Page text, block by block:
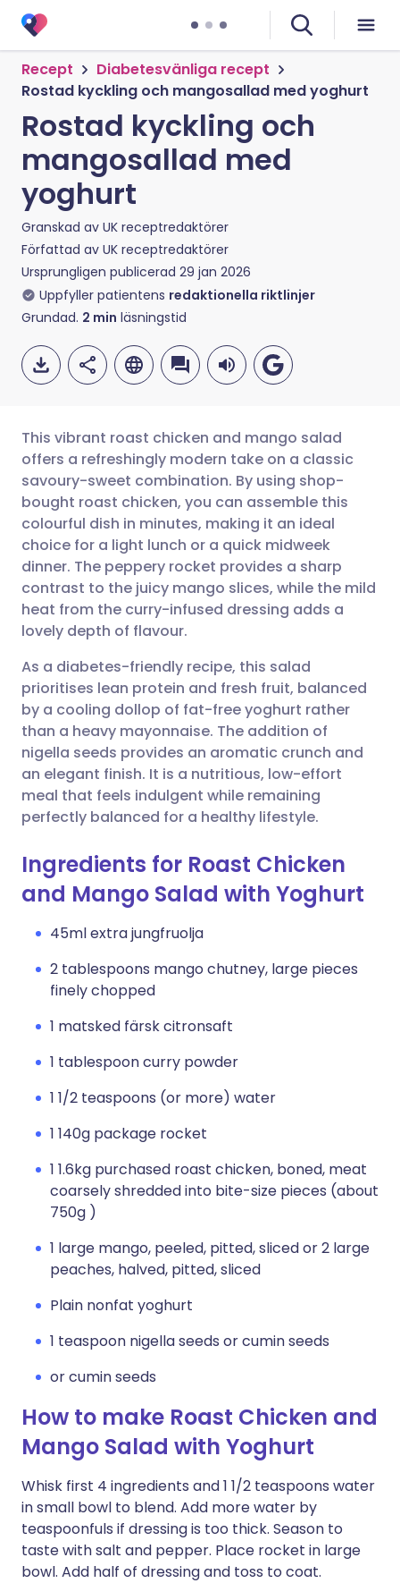
Recept
Diabetesvänliga recept
Rostad kyckling och mangosallad med yoghurt
Rostad kyckling och
mangosallad med
yoghurt
Granskad av UK receptredaktörer
Författad av UK receptredaktörer
Ursprungligen publicerad 29 jan 2026
Uppfyller patientens redaktionella riktlinjer
Grundad. 2 min läsningstid
Dela via e-post
Dela via Facebook
Dela via LinkedIn
Dela via X
Dela via WhatsApp
Kopiera länk
🇬🇧 English 🇩🇪 Deutsch
🇪🇸 Español 🇫🇷 Français
🇮🇹 Italiano 🇵🇹
🇮🇳 हिन्दी
🇸🇦 عربي 🇸🇪 Svenska
This vibrant roast chicken and mango salad
offers a refreshingly modern take on a classic
savoury-sweet combination. By using shop-
bought roast chicken, you can assemble this
colourful dish in minutes, making it an ideal
choice for a light lunch or a quick midweek
dinner. The peppery rocket provides a sharp
contrast to the juicy mango slices, while the mild
heat from the curry-infused dressing adds a
lovely depth of flavour.
As a diabetes-friendly recipe, this salad
prioritises lean protein and fresh fruit, balanced
by a cooling dollop of fat-free yoghurt rather
than a heavy mayonnaise. The addition of
nigella seeds provides an aromatic crunch and
an elegant finish. It is a nutritious, low-effort
meal that feels indulgent while remaining
perfectly balanced for a healthy lifestyle.
Ingredients for Roast Chicken
and Mango Salad with Yoghurt
45ml extra jungfruolja
2 tablespoons mango chutney, large pieces
finely chopped
1 matsked färsk citronsaft
1 tablespoon curry powder
1 1/2 teaspoons (or more) water
1 140g package rocket
1 1.6kg purchased roast chicken, boned, meat
coarsely shredded into bite-size pieces (about
750g )
1 large mango, peeled, pitted, sliced or 2 large
peaches, halved, pitted, sliced
Plain nonfat yoghurt
1 teaspoon nigella seeds or cumin seeds
or cumin seeds
How to make Roast Chicken and
Mango Salad with Yoghurt
Whisk first 4 ingredients and 1 1/2 teaspoons water
in small bowl to blend. Add more water by
teaspoonfuls if dressing is too thick. Season to
taste with salt and pepper. Place rocket in large
bowl. Add half of dressing and toss to coat.